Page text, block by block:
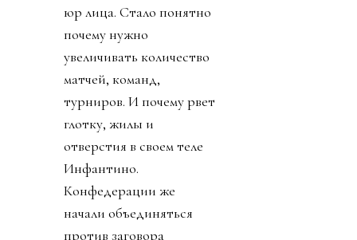
юр лица. Стало понятно
почему нужно
увеличивать количество
матчей, команд,
турниров. И почему рвет
глотку, жилы и
отверстия в своем теле
Инфантино.
Конфедерации же
начали объединяться
против заговора